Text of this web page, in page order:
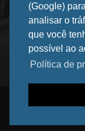
(Google)
analisar o
que você
possível ao
Política de
2026 DF